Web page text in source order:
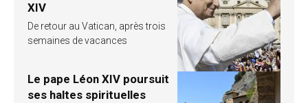
XIV
De retour au Vatican, après trois
semaines de vacances
Le pape Léon XIV poursuit
ses haltes spirituelles